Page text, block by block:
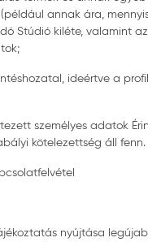
annak ára,
Stúdió kiléte, valamint az
ideértve a
személyes adatok
kötelezettség áll fenn.
nyújtása